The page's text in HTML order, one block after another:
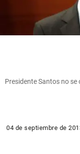
Presidente Santos no
04 de septiembre de